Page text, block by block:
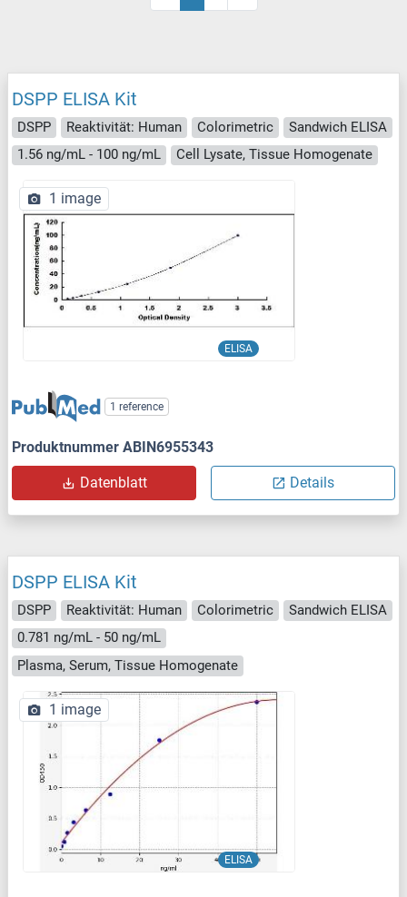
DSPP ELISA Kit
DSPP Reaktivität: Human Colorimetric
Sandwich ELISA
1.56 ng/mL - 100 ng/mL
Cell Lysate, Tissue Homogenate
ELISA
1 image
1 reference
Produktnummer ABIN6955343
Datenblatt Details
DSPP ELISA Kit
DSPP Reaktivität: Human Colorimetric
Sandwich ELISA
0.781 ng/mL - 50 ng/mL
Plasma, Serum, Tissue Homogenate
ELISA
1 image